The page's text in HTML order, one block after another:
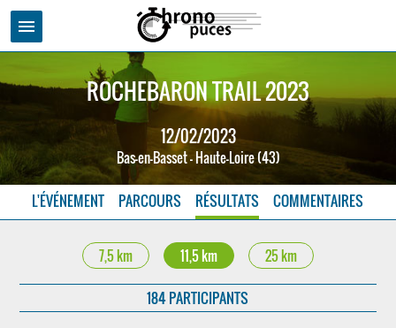
menu
ROCHEBARON TRAIL 2023
12/02/2023
Bas-en-Basset - Haute-Loire (43)
L'ÉVÉNEMENT PARCOURS RÉSULTATS COMMENTAIRES
7,5 km 11,5 km 25 km
184 PARTICIPANTS